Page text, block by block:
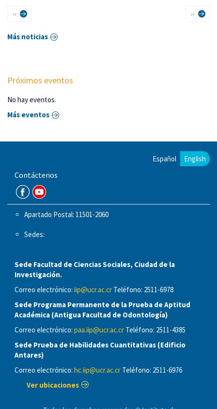
Paginación
Página
‹‹ ››
Más noticias
Próximos eventos
No hay eventos.
Más eventos
Español English
Contáctenos
Apartado Postal: 11501-2060
Sedes:
Sede Facultad de Ciencias Sociales, Ciudad de la
Investigación.
Correo electrónico: iip@ucr.ac.cr Teléfono: 2511-6978
Sede Programa Permanente de la Prueba de Aptitud
Académica (Antigua Facultad de Odontología)
Correo electrónico: paa.iip@ucr.ac.cr Teléfono: 2511-4385
Sede Prueba de Habilidades Cuantitativas (Edificio
Antares)
Correo electrónico: hc.iip@ucr.ac.cr Teléfono: 2511-6976
Ver ubicaciones